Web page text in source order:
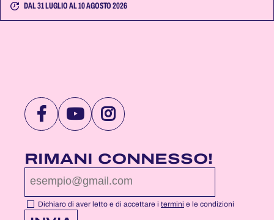
DAL 31 LUGLIO AL 10 AGOSTO 2026
VISITA
PAGINA
FACEBOOK
DI
NOTTEROSA
VISITA
PAGINA
YOUTUBE
DI
NOTTEROSA
VISITA
PAGINA
INSTAGRAM
DI
NOTTEROSA
RIMANI CONNESSO!
Dichiaro di aver letto e di accettare i termini e le condizioni